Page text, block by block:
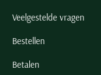
Veelgestelde vragen
Bestellen
Betalen